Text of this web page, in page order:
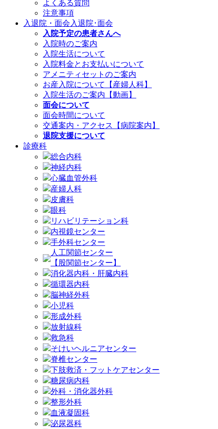
よくある質問
注意事項
入退院・面会 入退院･面会
入院予定の患者さんへ
入院時のご案内
入院生活について
入院料金とお支払いについて
アメニティセットのご案内
お産入院について【産婦人科】
入院生活のご案内【動画】
面会について
面会時間について
交通案内・アクセス【病院案内】
退院支援について
診療科
総合内科
神経内科
心臓血管外科
産婦人科
皮膚科
眼科
リハビリテーション科
内視鏡センター
手外科センター
人工関節センター
【股関節センター】
消化器内科・肝臓内科
循環器内科
脳神経外科
小児科
形成外科
放射線科
救急科
そけいヘルニアセンター
脊椎センター
下肢救済・フットケアセンター
糖尿病内科
外科・消化器外科
整形外科
血液凝固科
泌尿器科